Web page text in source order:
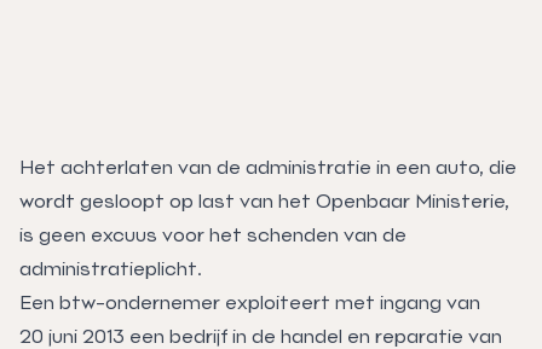
Het achterlaten van de administratie in een auto, die
wordt gesloopt op last van het Openbaar Ministerie,
is geen excuus voor het schenden van de
administratieplicht.
Een btw-ondernemer exploiteert met ingang van
20 juni 2013 een bedrijf in de handel en reparatie van